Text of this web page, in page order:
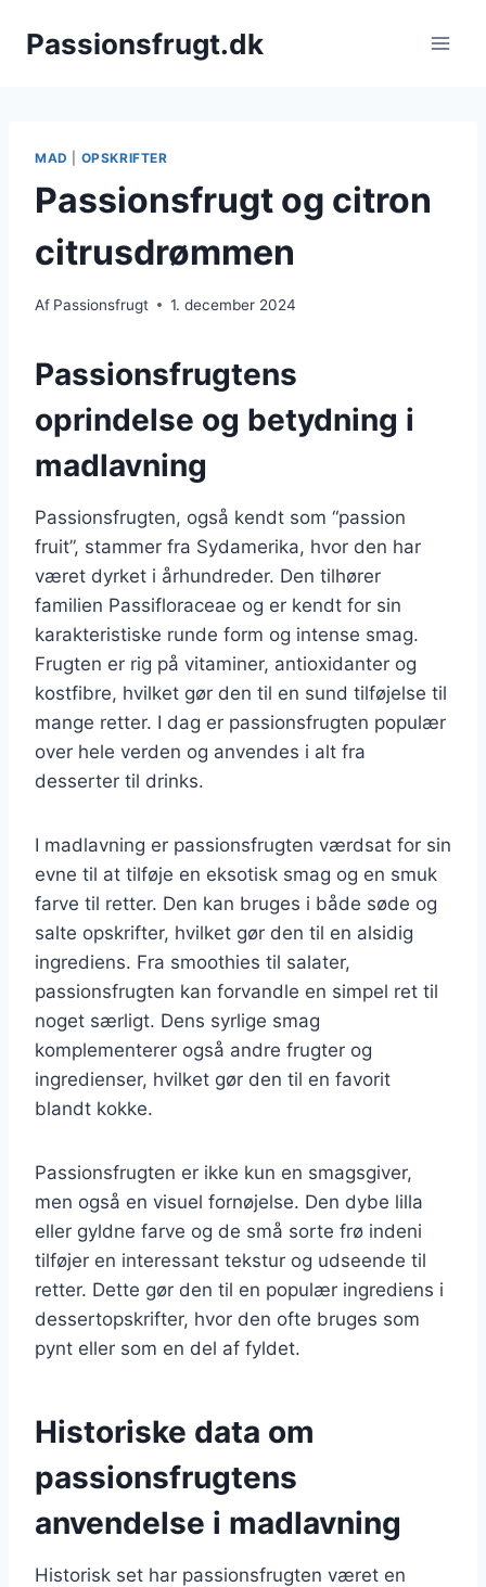
Passionsfrugt.dk
MAD OPSKRIFTER
Passionsfrugt og citron
citrusdrømmen
Af Passionsfrugt 1. december 2024
Passionsfrugtens
oprindelse og betydning i
madlavning
Passionsfrugten, også kendt som “passion
fruit”, stammer fra Sydamerika, hvor den har
været dyrket i århundreder. Den tilhører
familien Passifloraceae og er kendt for sin
karakteristiske runde form og intense smag.
Frugten er rig på vitaminer, antioxidanter og
kostfibre, hvilket gør den til en sund tilføjelse til
mange retter. I dag er passionsfrugten populær
over hele verden og anvendes i alt fra
desserter til drinks.
I madlavning er passionsfrugten værdsat for sin
evne til at tilføje en eksotisk smag og en smuk
farve til retter. Den kan bruges i både søde og
salte opskrifter, hvilket gør den til en alsidig
ingrediens. Fra smoothies til salater,
passionsfrugten kan forvandle en simpel ret til
noget særligt. Dens syrlige smag
komplementerer også andre frugter og
ingredienser, hvilket gør den til en favorit
blandt kokke.
Passionsfrugten er ikke kun en smagsgiver,
men også en visuel fornøjelse. Den dybe lilla
eller gyldne farve og de små sorte frø indeni
tilføjer en interessant tekstur og udseende til
retter. Dette gør den til en populær ingrediens i
dessertopskrifter, hvor den ofte bruges som
pynt eller som en del af fyldet.
Historiske data om
passionsfrugtens
anvendelse i madlavning
Historisk set har passionsfrugten været en